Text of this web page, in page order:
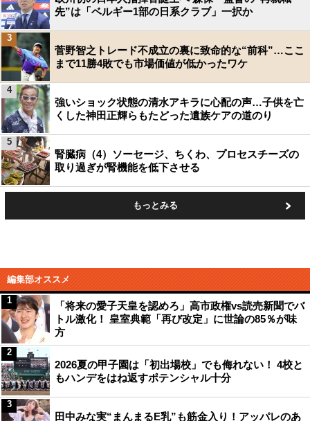
先”は「ベルギー1部の日系クラブ」一択か
菅野智之トレード不成立の裏に致命的な“前科”…ここ
まで11勝4敗でも市場価値が低かったワケ
3
強いショック状態の清水アキラに心配の声…子供を亡
くした神田正輝らもたどった遺族ケアの道のり
4
腎臓病（4）ソーセージ、ちくわ、プロセスチーズの
取り過ぎが腎機能を低下させる
5
もっとみる
編集部オススメ
「将来の愛子天皇を認めろ」高市政権vs読売新聞でバ
トル激化！ 皇室典範「再び改定」に世論の85％が味
方
1
2026夏の甲子園は「初出場校」でも侮れない！ 4校と
もハンデをはね返すポテンシャル十分
2
田中みな実“まんまるE乳”も筋金入り！アッパレのあ
3